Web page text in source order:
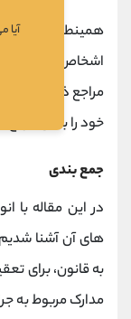
همینطور اگر در
اشخاص شود،
مراجع ذیصلاح
خود را به آن مرجع
جمع بندی
در این مقاله با
های آن آشنا
به قانون، برای
مدارک مربوط به
آیا